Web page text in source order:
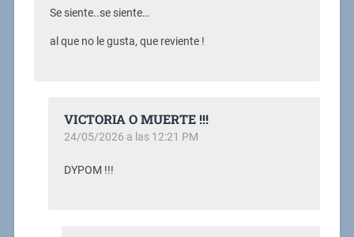
Se siente..se siente…
al que no le gusta, que reviente !
VICTORIA O MUERTE !!!
24/05/2026 a las 12:21 PM
DYPOM !!!